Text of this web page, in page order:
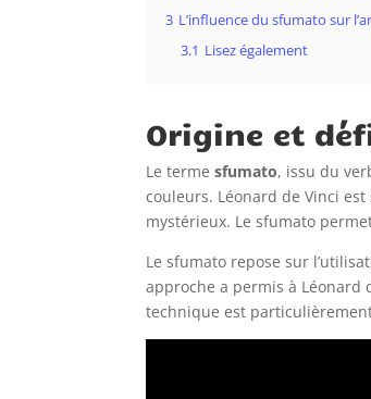
3 L’influence du sfumato sur
3.1 Lisez également
Origine et
Le termesfumato, issu du
couleurs. Léonard de Vinci
mystérieux. Le sfumato
Le sfumato repose sur
approche a permis à Léonard
technique est